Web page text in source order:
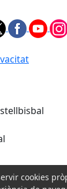
cookies